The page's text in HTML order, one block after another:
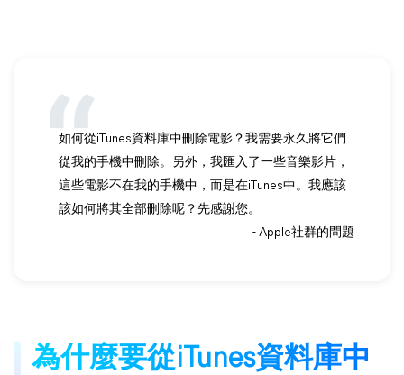
如何從iTunes資料庫中刪除電影？我需要永久將它們
從我的手機中刪除。另外，我匯入了一些音樂影片，
這些電影不在我的手機中，而是在iTunes中。我應該
該如何將其全部刪除呢？先感謝您。
- Apple社群的問題
為什麼要從iTunes資料庫中